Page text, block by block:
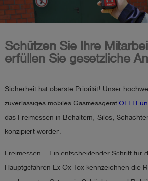
Kontakt
Deutsch
account_circle Anmelden
shieldRegistrierung
Schützen Sie Ihre
erfüllen Sie gesetzliche
Sicherheit hat oberste Priorität! Unser
zuverlässiges mobiles Gasmessgerät OLLI
das Freimessen in Behältern, Silos,
konzipiert worden.
Freimessen – Ein entscheidender Schritt für
Hauptgefahren Ex-Ox-Tox kennzeichnen die